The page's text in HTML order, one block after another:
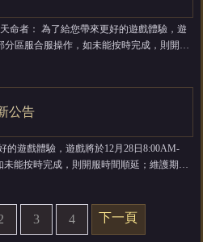
命者： 為了給您帶來更好的遊戲體驗，遊
區服合服操作，如未能按時完成，則開服
公告
的遊戲體驗，遊戲將於12月28日8:00AM-
能按時完成，則開服時間順延；維護期間
護範圍：全部伺服器 維...
3 4 下一頁